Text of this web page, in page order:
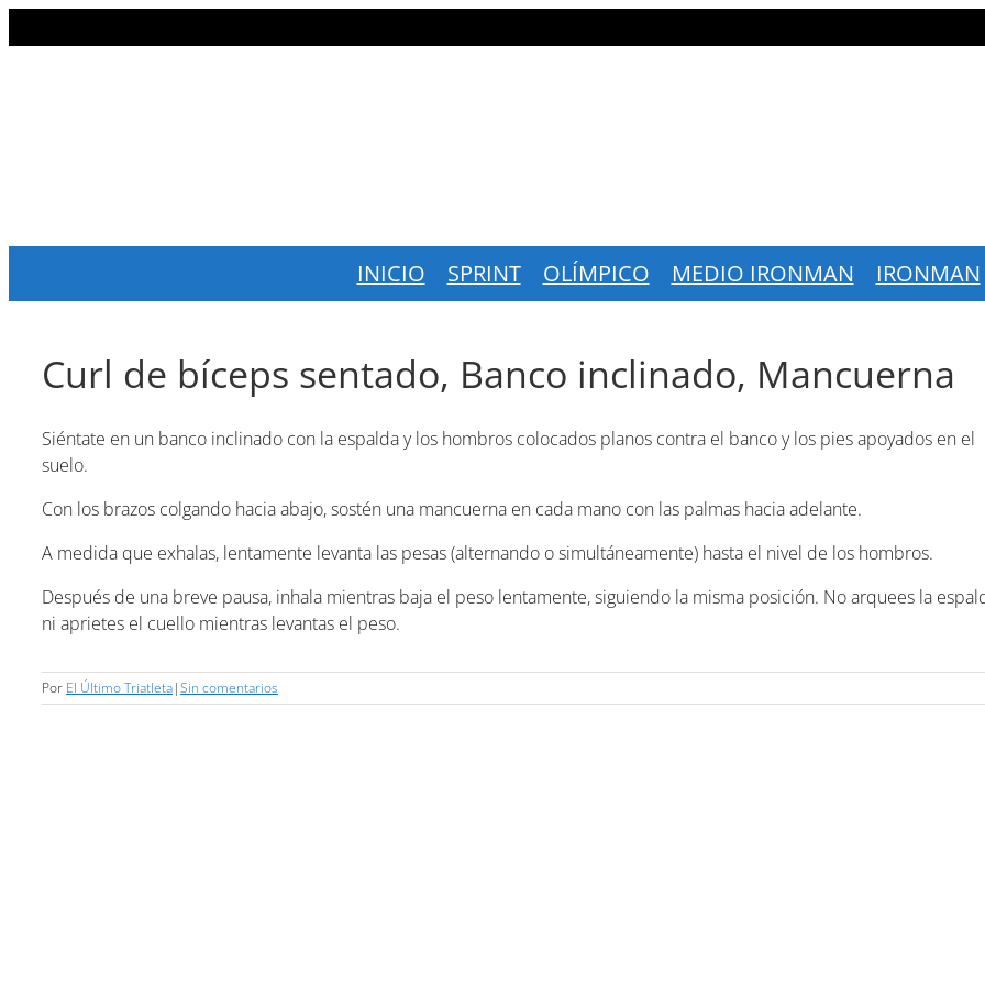
al
INICIO SPRINT OLÍMPICO MEDIO IRONMAN IRONMAN
Curl de bíceps sentado, Banco inclinado, Mancuerna
Siéntate en un banco inclinado con la espalda y los hombros colocados planos contra el banco y los pies apoyados en el
suelo.
Con los brazos colgando hacia abajo, sostén una mancuerna en cada mano con las palmas hacia adelante.
A medida que exhalas, lentamente levanta las pesas (alternando o simultáneamente) hasta el nivel de los hombros.
Después de una breve pausa, inhala mientras baja el peso lentamente, siguiendo la misma posición. No arquees la
ni aprietes el cuello mientras levantas el peso.
Por El Último Triatleta|Sin comentarios